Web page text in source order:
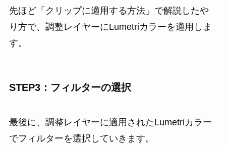
先ほど「クリップに適用する方法」で解説したや
り方で、調整レイヤーにLumetriカラーを適用しま
す。
STEP3：フィルターの選択
最後に、調整レイヤーに適用されたLumetriカラー
でフィルターを選択していきます。